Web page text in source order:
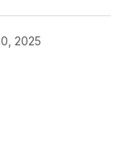
2025